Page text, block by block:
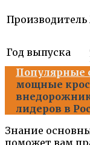
Производитель
Год выпуска
Популярные
мощные
лидеров в
Знание
поможет вам